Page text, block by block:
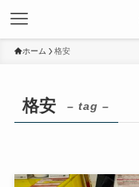
ホーム 格安
格安 – tag –